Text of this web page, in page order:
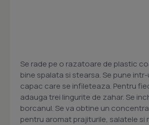
Se rade pe o razatoare de plastic
bine spalata si stearsa. Se pune
capac care se infileteaza. Pentru
adauga trei lingurite de zahar. Se
borcanul. Se va obtine un
pentru aromat prajiturile, salatele si